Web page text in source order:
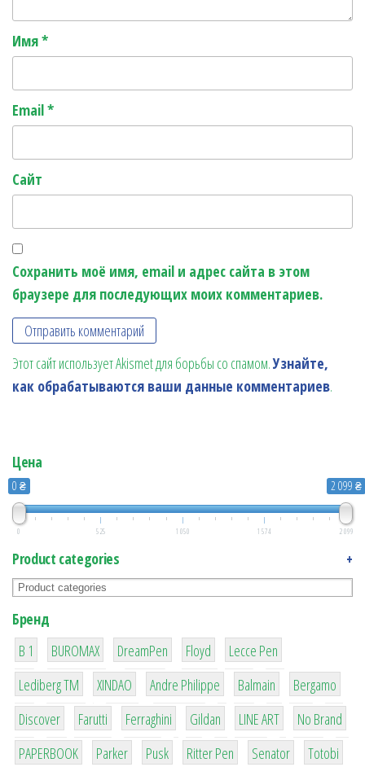
Имя*
Email*
Сайт
Сохранить моё имя, email и адрес сайта в этом
браузере для последующих моих комментариев.
Этот сайт использует Akismet для борьбы со спамом.Узнайте,
как обрабатываются ваши данные комментариев.
Цена
0 ₴ 2 099 ₴
0 525 1 050 1 574 2 099
Product categories +
Бренд
B 1
1
BUROMAX
1
DreamPen
2
Floyd
2
Lecce Pen
3
Lediberg ТМ
3
XINDAO
1
Andre Philippe
4
Balmain
26
Bergamo
64
Discover
299
Farutti
4
Ferraghini
42
Gildan
4
LINE ART
90
No Brand
8
PAPERBOOK
6
Parker
2
Pusk
22
Ritter Pen
15
Senator
43
Totobi